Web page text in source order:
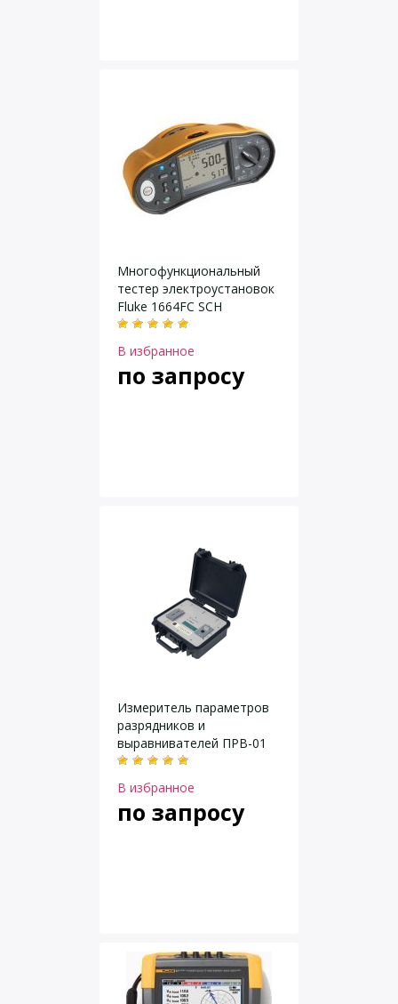
Многофункциональный
тестер электроустановок
Fluke 1664FC SCH
В избранное
по запросу
Измеритель параметров
разрядников и
выравнивателей ПРВ-01
В избранное
по запросу